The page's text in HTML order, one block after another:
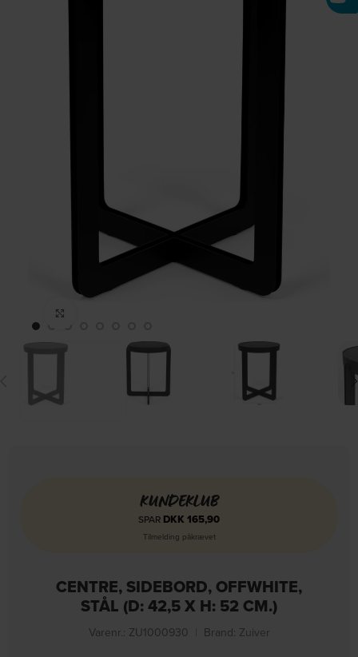
KUNDEKLUB
SPAR DKK 165,90
Tilmelding påkrævet
CENTRE, SIDEBORD, OFFWHITE,
STÅL (D: 42,5 X H: 52 CM.)
Varenr.: ZU1000930 Brand: Zuiver